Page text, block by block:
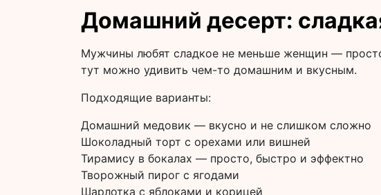
Домашний десерт:
Мужчины любят сладкое не меньше женщин —
тут можно удивить чем-то домашним и вкусным.
Подходящие варианты:
Домашний медовик — вкусно и не слишком сложно
Шоколадный торт с орехами или вишней
Тирамису в бокалах — просто, быстро и эффектно
Творожный пирог с ягодами
Шарлотка с яблоками и корицей